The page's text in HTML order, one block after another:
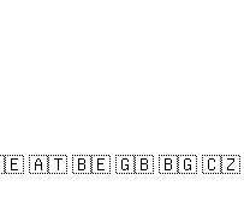
🇦🇹 🇧🇪 🇬🇧 🇧🇬